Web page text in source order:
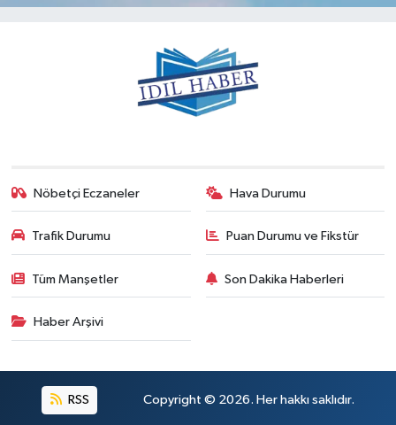
Nöbetçi Eczaneler Hava Durumu
Trafik Durumu Puan Durumu ve Fikstür
Tüm Manşetler Son Dakika Haberleri
Haber Arşivi
RSS Copyright © 2026. Her hakkı saklıdır.